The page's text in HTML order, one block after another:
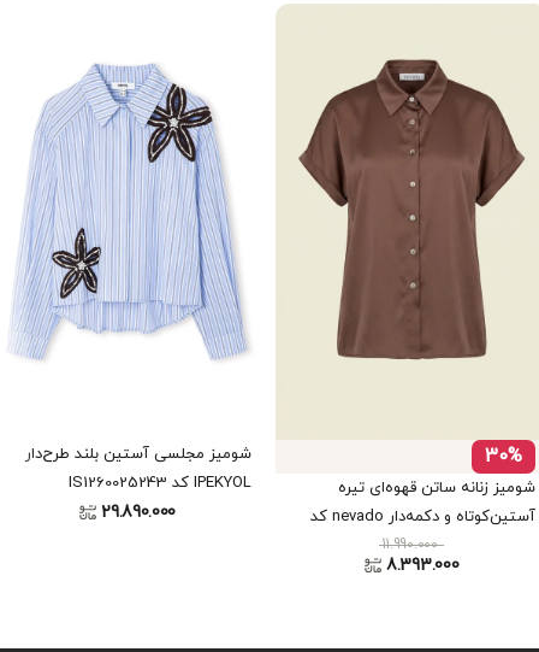
30%
شومیز زنانه ساتن قهوه‌ای تیره
آستین‌کوتاه و دکمه‌دار nevado کد
405012081892
11.990.000
8.393.000
شومیز مجلسی آستین بلند طرح‌دار
IPEKYOL کد IS1260025243
29.890.000